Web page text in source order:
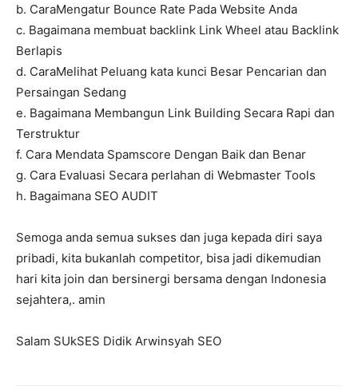
b. CaraMengatur Bounce Rate Pada Website Anda
c. Bagaimana membuat backlink Link Wheel atau Backlink
Berlapis
d. CaraMelihat Peluang kata kunci Besar Pencarian dan
Persaingan Sedang
e. Bagaimana Membangun Link Building Secara Rapi dan
Terstruktur
f. Cara Mendata Spamscore Dengan Baik dan Benar
g. Cara Evaluasi Secara perlahan di Webmaster Tools
h. Bagaimana SEO AUDIT
Semoga anda semua sukses dan juga kepada diri saya
pribadi, kita bukanlah competitor, bisa jadi dikemudian
hari kita join dan bersinergi bersama dengan Indonesia
sejahtera,. amin
Salam SUkSES Didik Arwinsyah SEO